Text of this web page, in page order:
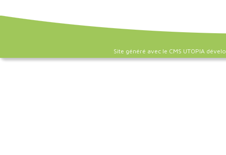
Site généré avec le CMS UTOPIA